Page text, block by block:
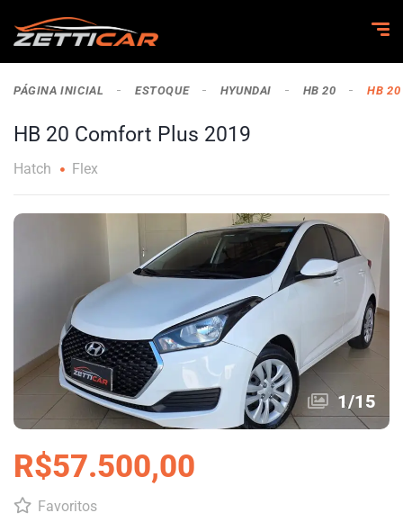
PÁGINA INICIAL ESTOQUE HYUNDAI HB 20 HB 20
HB 20 Comfort Plus 2019
Hatch Flex
1/15
R$57.500,00
Favoritos